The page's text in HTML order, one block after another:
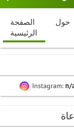
الصفحة
الرئيسية
حول
Instagram: n/